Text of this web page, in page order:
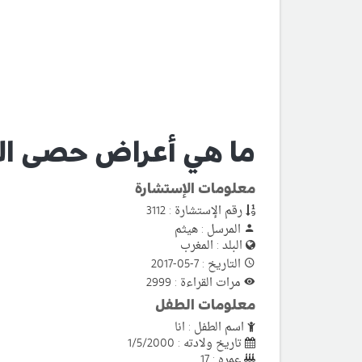
ما هي أعراض حصى
معلومات الإستشارة
رقم الإستشارة : 3112
المرسل : هيثم
البلد : المغرب
التاريخ : 7-05-2017
مرات القراءة : 2999
معلومات الطفل
اسم الطفل : انا
تاريخ ولادته : 1/5/2000